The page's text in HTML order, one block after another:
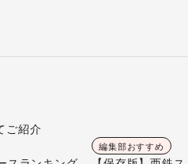
ご紹介
編集部おすすめ